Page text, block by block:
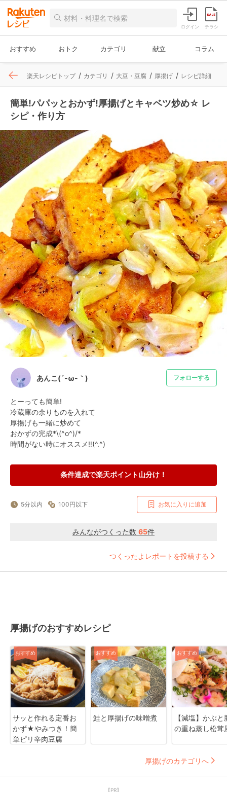
ログイン チラシ
おすすめ おトク カテゴリ 献立 コラム
楽天レシピトップ カテゴリ 大豆・豆腐 厚揚げ レシピ詳細
簡単!パパッとおかず!厚揚げとキャベツ炒め☆ レ
シピ・作り方
あんこ(´-ω-｀) フォローする
とーっても簡単!
冷蔵庫の余りものを入れて
厚揚げも一緒に炒めて
おかずの完成*\(^o^)/*
時間がない時にオススメ‼︎(^.^)
条件達成で楽天ポイント山分け！
5分以内 100円以下 お気に入りに追加
みんながつくった数 65件
つくったよレポートを投稿する
厚揚げのおすすめレシピ
おすすめ
サッと作れる定番お
かず★やみつき！簡
単ピリ辛肉豆腐
おすすめ
鮭と厚揚げの味噌煮
おすすめ
【減塩】かぶと
の重ね蒸し松茸
厚揚げのカテゴリへ
【PR】